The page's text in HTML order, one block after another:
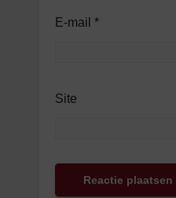
E-mail *
Site